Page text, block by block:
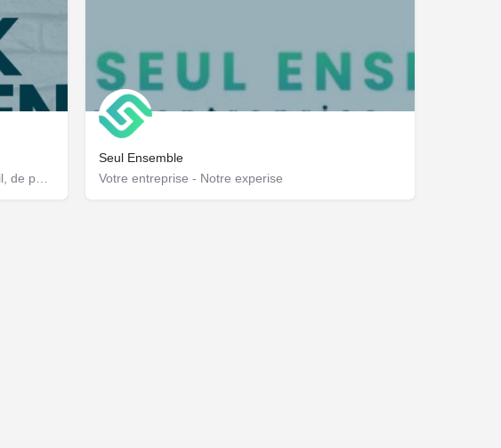
Seul Ensemble
Votre entreprise - Notre experise